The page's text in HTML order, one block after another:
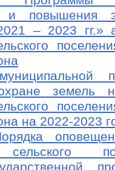
и повышения
– 2023 гг.»
земель
на 2022-2023
сельского